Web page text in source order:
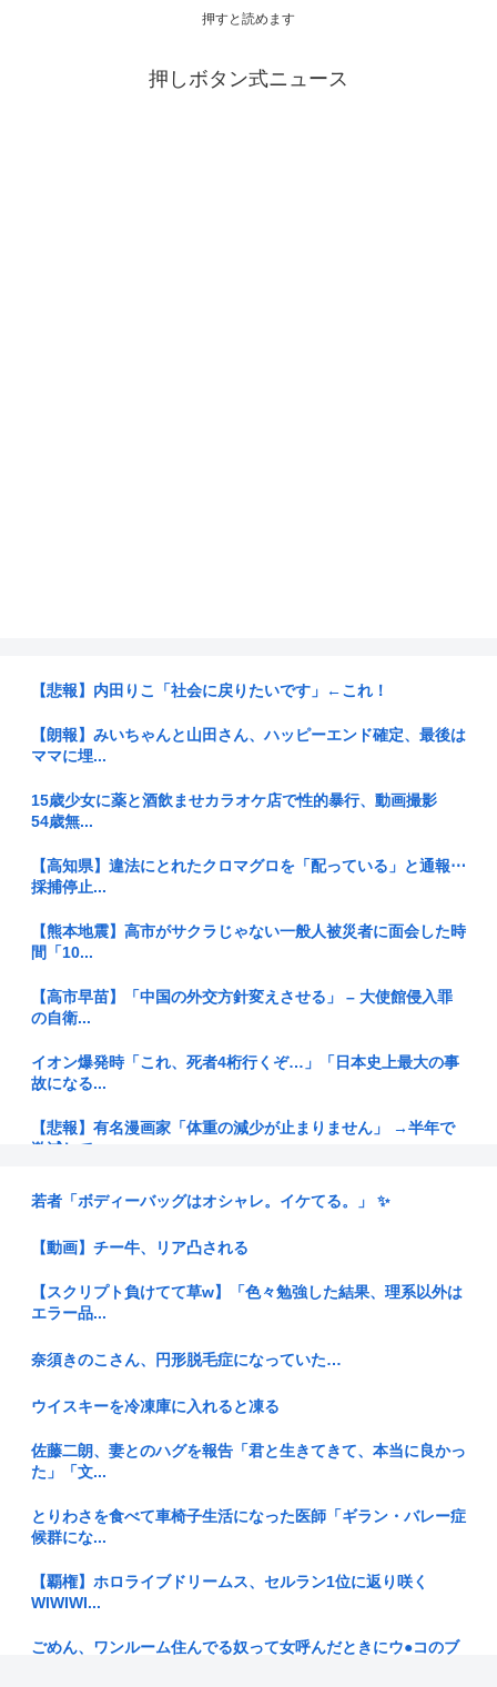
押すと読めます
押しボタン式ニュース
【悲報】内田りこ「社会に戻りたいです」←これ！
【朗報】みいちゃんと山田さん、ハッピーエンド確定、最後は
ママに埋...
15歳少女に薬と酒飲ませカラオケ店で性的暴行、動画撮影
54歳無...
【高知県】違法にとれたクロマグロを「配っている」と通報⋯
採捕停止...
【熊本地震】高市がサクラじゃない一般人被災者に面会した時
間「10...
【高市早苗】「中国の外交方針変えさせる」 – 大使館侵入罪
の自衛...
イオン爆発時「これ、死者4桁行くぞ…」「日本史上最大の事
故になる...
【悲報】有名漫画家「体重の減少が止まりません」 →半年で
激減して...
【悲報】ディズニーのおいなり巻（600円）、卑猥すぎて賛否
両論w...
【れ】奥田ふみよ議員❤‍ いのちの党「政治っていうのは、子
どもた...
【お金】お盆の帰省は、妻が「新幹線のほうが楽」と譲りませ
グ、1位...
画像デ...
【画像】佐倉綾音(32)、自分のシコポイントに気がつくwww
【漁業】今年のサンマは少なく小さい 国の研究機関は「これ
若者「ボディーバッグはオシャレ。イケてる。」 ✨
【動画】チー牛、リア凸される
【スクリプト負けてて草w】「色々勉強した結果、理系以外は
エラー品...
奈須きのこさん、円形脱毛症になっていた…
ウイスキーを冷凍庫に入れると凍る
佐藤二朗、妻とのハグを報告「君と生きてきて、本当に良かっ
た」「文...
とりわさを食べて車椅子生活になった医師「ギラン・バレー症
候群にな...
【覇権】ホロライブドリームス、セルラン1位に返り咲く
WIWIWI...
ごめん、ワンルーム住んでる奴って女呼んだときにウ●コのブ